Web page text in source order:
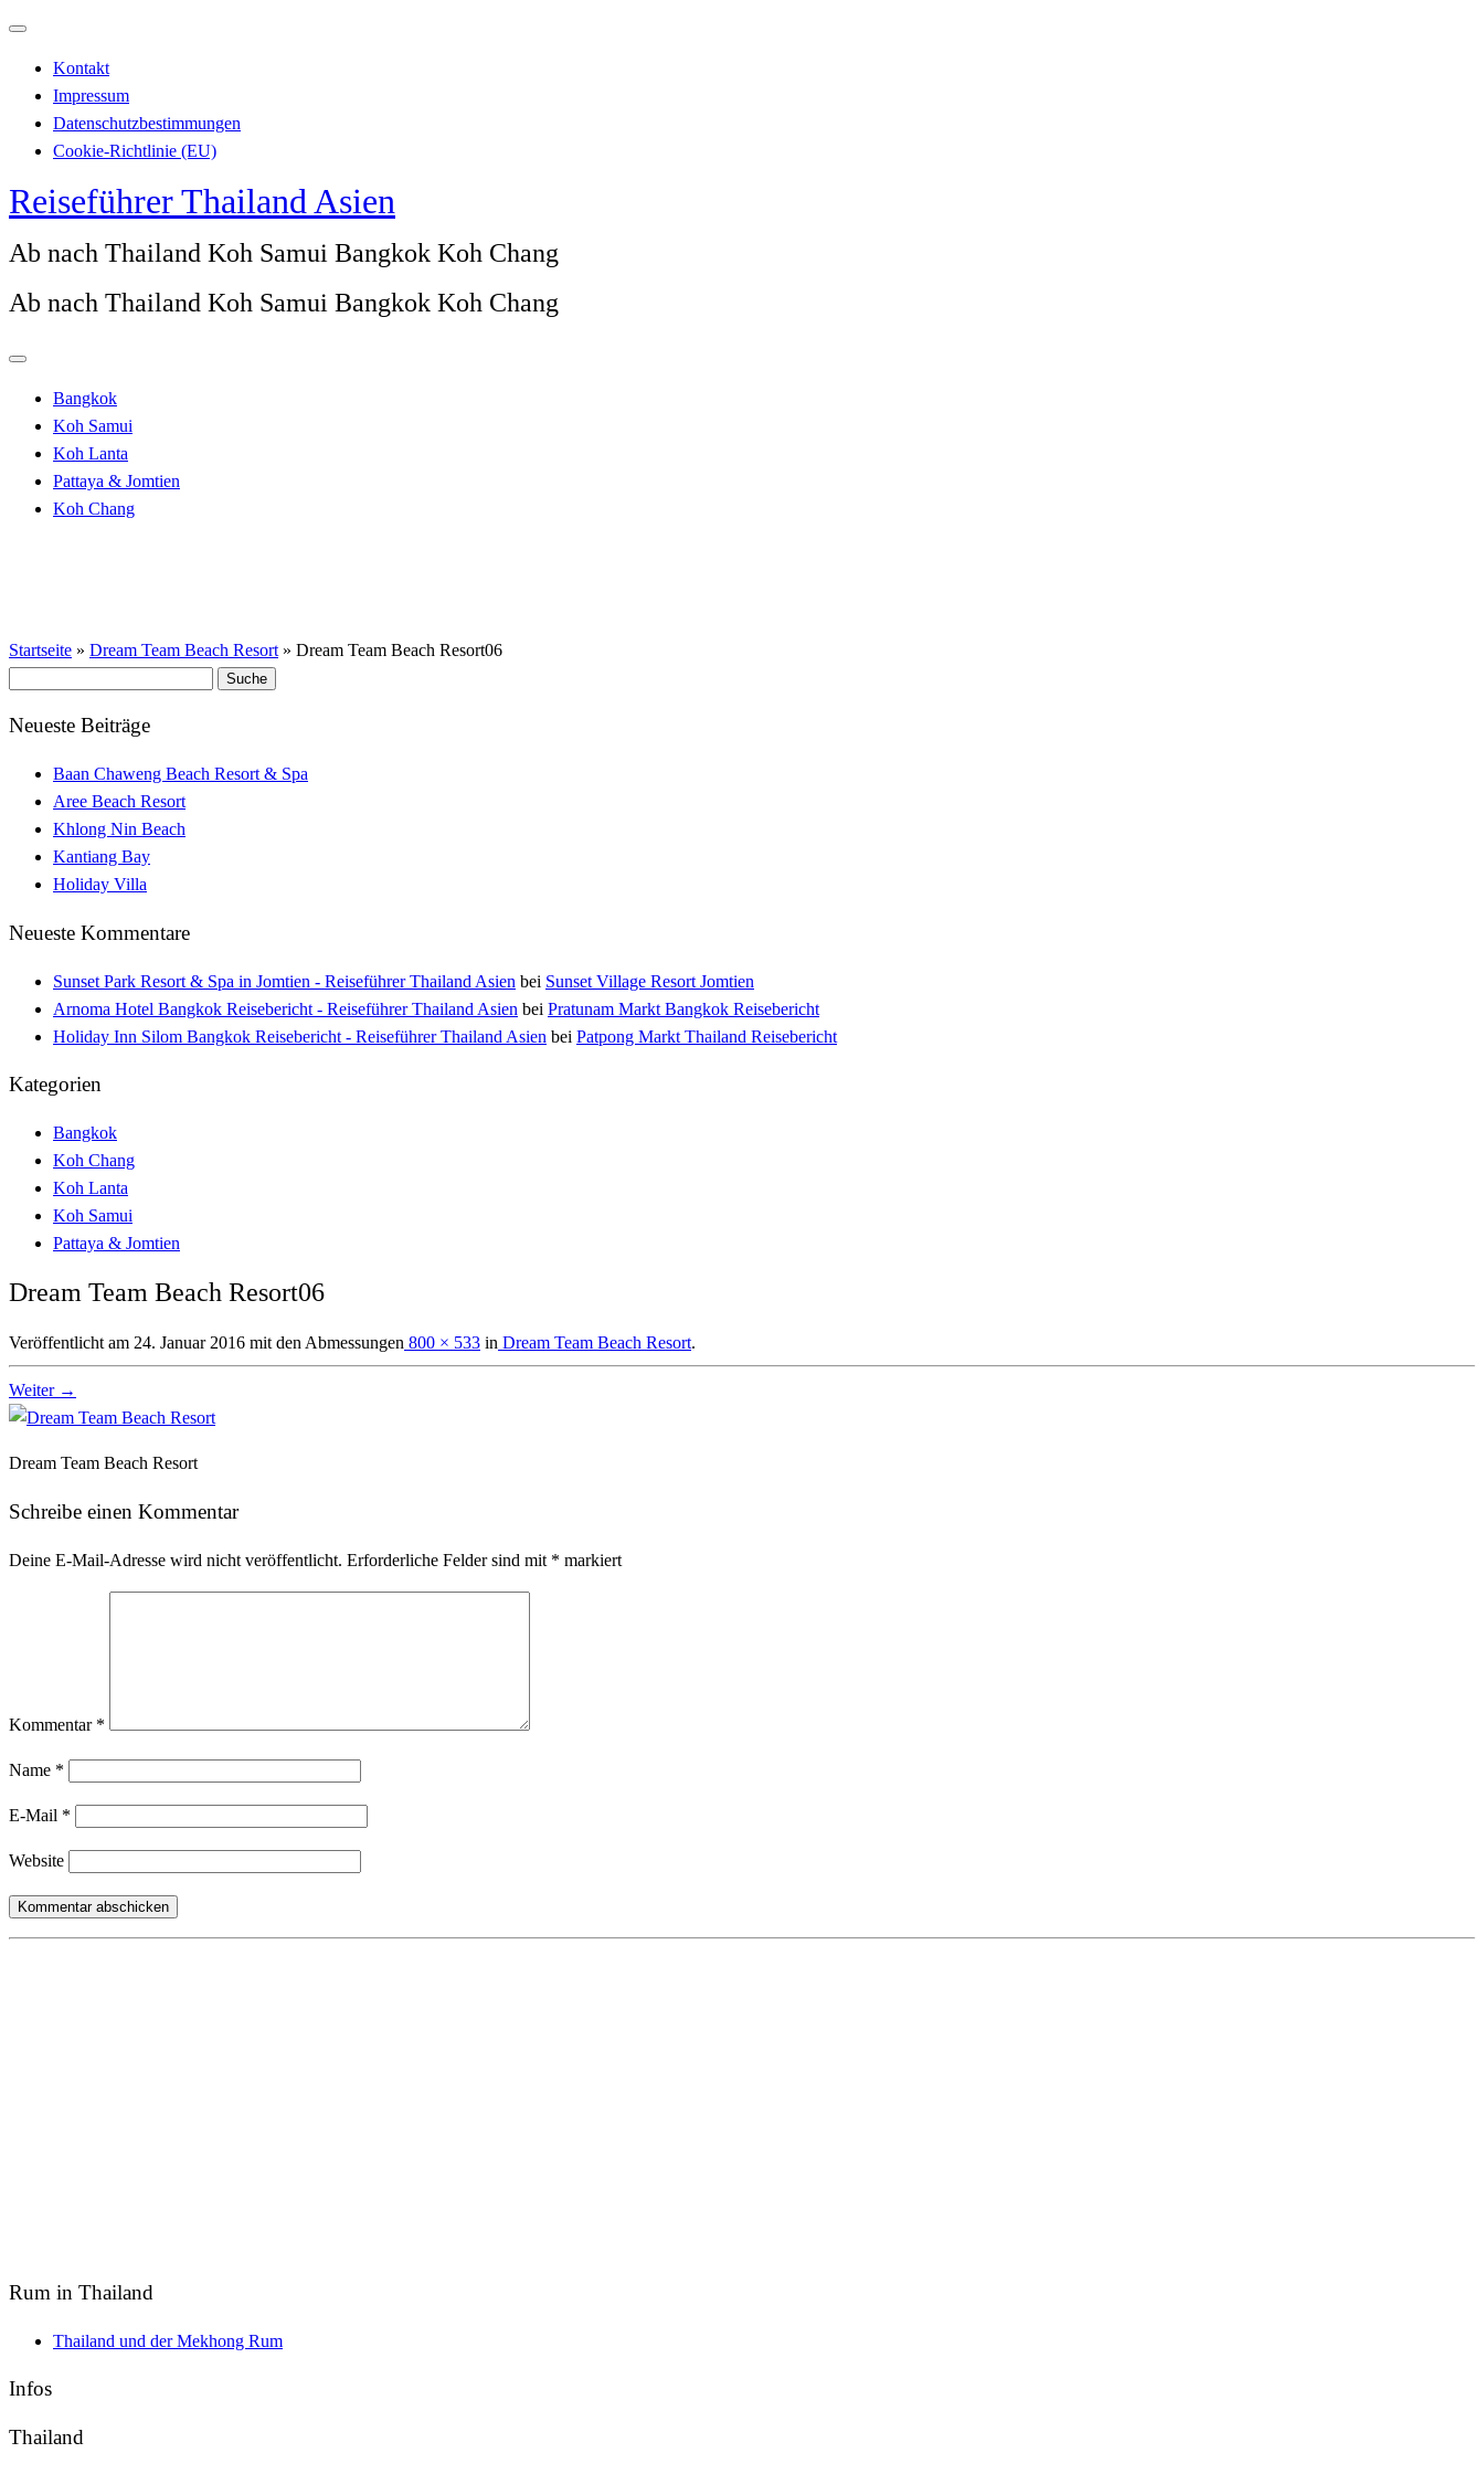
Zum
springenKontakt
Impressum
Datenschutzbestimmungen
Cookie-Richtlinie (EU)
Reiseführer Thailand Asien
Ab nach Thailand Koh Samui Bangkok Koh Chang
Ab nach Thailand Koh Samui Bangkok Koh Chang
Bangkok
Koh Samui
Koh Lanta
Pattaya & Jomtien
Koh Chang
Startseite » Dream Team Beach Resort » Dream Team Beach Resort06
Neueste Beiträge
Baan Chaweng Beach Resort & Spa
Aree Beach Resort
Khlong Nin Beach
Kantiang Bay
Holiday Villa
Neueste Kommentare
Sunset Park Resort & Spa in Jomtien - Reiseführer Thailand Asien bei Sunset Village Resort Jomtien
Arnoma Hotel Bangkok Reisebericht - Reiseführer Thailand Asien bei Pratunam Markt Bangkok Reisebericht
Holiday Inn Silom Bangkok Reisebericht - Reiseführer Thailand Asien bei Patpong Markt Thailand Reisebericht
Kategorien
Bangkok
Koh Chang
Koh Lanta
Koh Samui
Pattaya & Jomtien
Dream Team Beach Resort06
Veröffentlicht am 24. Januar 2016 mit den Abmessungen 800 × 533 in Dream Team Beach Resort.
Weiter →
Dream Team Beach Resort
Schreibe einen Kommentar
Deine E-Mail-Adresse wird nicht veröffentlicht. Erforderliche Felder sind mit * markiert
Kommentar *
Name *
E-Mail *
Website
Rum in Thailand
Thailand und der Mekhong Rum
Infos
Thailand